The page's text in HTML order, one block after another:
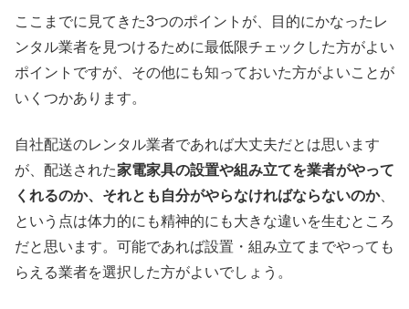
ここまでに見てきた3つのポイントが、目的にかなったレ
ンタル業者を見つけるために最低限チェックした方がよい
ポイントですが、その他にも知っておいた方がよいことが
いくつかあります。
自社配送のレンタル業者であれば大丈夫だとは思います
が、配送された家電家具の設置や組み立てを業者がやって
くれるのか、それとも自分がやらなければならないのか、
という点は体力的にも精神的にも大きな違いを生むところ
だと思います。可能であれば設置・組み立てまでやっても
らえる業者を選択した方がよいでしょう。